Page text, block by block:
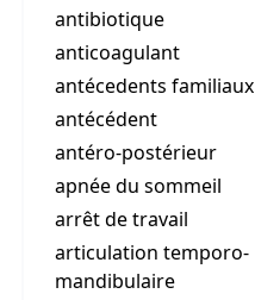
antibiotique
anticoagulant
antécedents familiaux
antécédent
antéro-postérieur
apnée du sommeil
arrêt de travail
articulation temporo-
mandibulaire